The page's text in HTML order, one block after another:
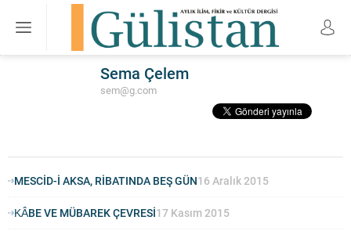
Sema Çelem
sem@g.com
MESCİD-İ AKSA, RİBATINDA BEŞ GÜN16 Aralık 2015
KÂBE VE MÜBAREK ÇEVRESİ17 Kasım 2015